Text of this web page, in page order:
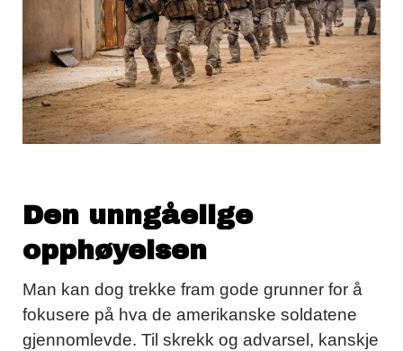
Den unngåelige
opphøyelsen
Man kan dog trekke fram gode grunner for å
fokusere på hva de amerikanske soldatene
gjennomlevde. Til skrekk og advarsel, kanskje